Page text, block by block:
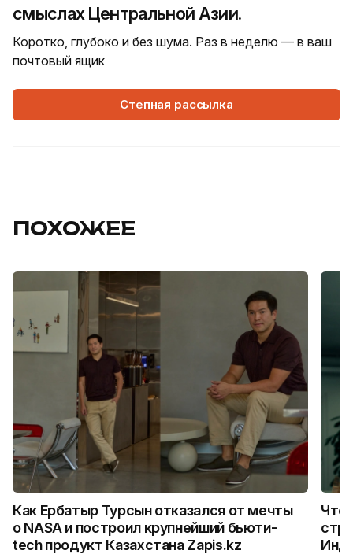
смыслах Центральной Азии.
Коротко, глубоко и без шума. Раз в неделю — в ваш
почтовый ящик
Степная рассылка
ПОХОЖЕЕ
Как Ербатыр Турсын отказался от мечты
о NASA и построил крупнейший бьюти-
tech продукт Казахстана Zapis.kz
Что